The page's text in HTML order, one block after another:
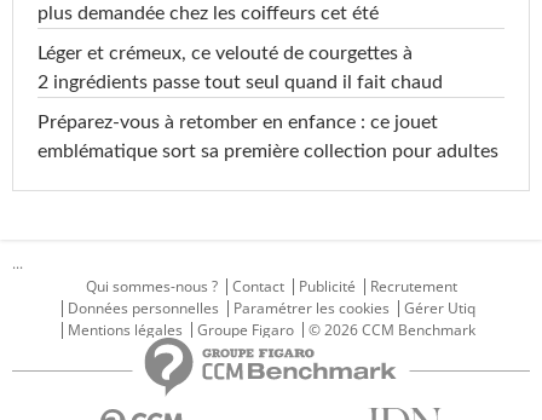
plus demandée chez les coiffeurs cet été
Léger et crémeux, ce velouté de courgettes à
2 ingrédients passe tout seul quand il fait chaud
Préparez-vous à retomber en enfance : ce jouet
emblématique sort sa première collection pour adultes
...
Qui sommes-nous ?
Contact Publicité
Recrutement
Données personnelles
Paramétrer les cookies
Gérer Utiq
Mentions légales
Groupe Figaro © 2026 CCM Benchmark